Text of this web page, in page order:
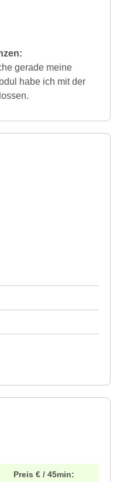
gerade meine
habe ich mit der
Preis € / 45min: